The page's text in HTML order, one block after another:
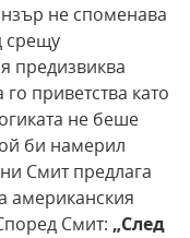
не споменава
срещу
предизвиква
приветства като
не беше
би намерил
Смит предлага
американския
Смит: „След